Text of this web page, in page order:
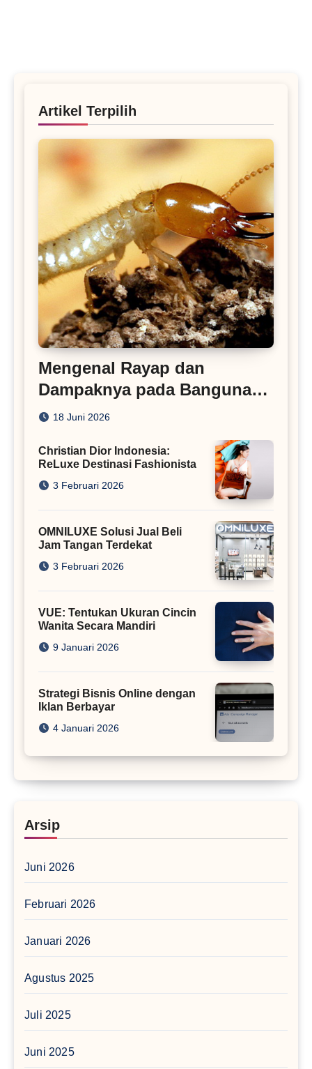
Artikel Terpilih
Mengenal Rayap dan
Dampaknya pada Bangunan
Rumah
18 Juni 2026
Christian Dior Indonesia:
ReLuxe Destinasi Fashionista
3 Februari 2026
OMNILUXE Solusi Jual Beli
Jam Tangan Terdekat
3 Februari 2026
VUE: Tentukan Ukuran Cincin
Wanita Secara Mandiri
9 Januari 2026
Strategi Bisnis Online dengan
Iklan Berbayar
4 Januari 2026
Arsip
Juni 2026
Februari 2026
Januari 2026
Agustus 2025
Juli 2025
Juni 2025